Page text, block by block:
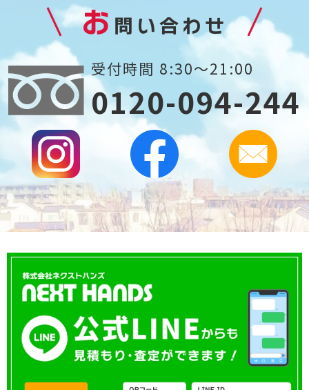
お 問い合わせ
受付時間 8:30～21:00
0120-094-244